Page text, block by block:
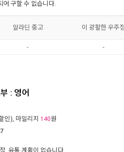
구할 수 없습니다.
알라딘 중고 이 광활한 우주
- -
: 영어
인), 마일리지 140원
, 유통 계획이 없습니다.